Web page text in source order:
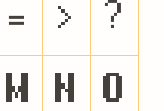
= > ?
M N O